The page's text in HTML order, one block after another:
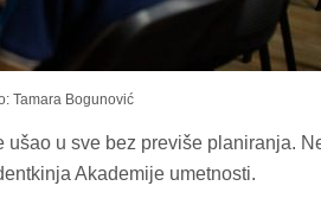
Tamara Bogunović
u sve bez previše planiranja.
Akademije umetnosti.